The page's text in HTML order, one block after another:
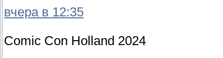
вчера в 12:35
Comic Con Holland 2024